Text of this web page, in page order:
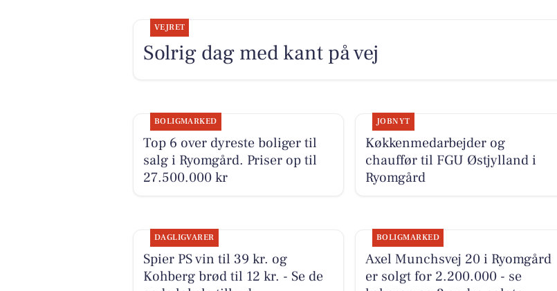
VEJRET
Solrig dag med kant på vej
BOLIGMARKED
Top 6 over dyreste boliger til
salg i Ryomgård. Priser op til
27.500.000 kr
JOBNYT
Køkkenmedarbejder og
chauffør til FGU Østjylland i
Ryomgård
DAGLIGVARER
Spier PS vin til 39 kr. og
Kohberg brød til 12 kr. - Se de
BOLIGMARKED
Axel Munchsvej 20 i Ryomgård
er solgt for 2.200.000 - se